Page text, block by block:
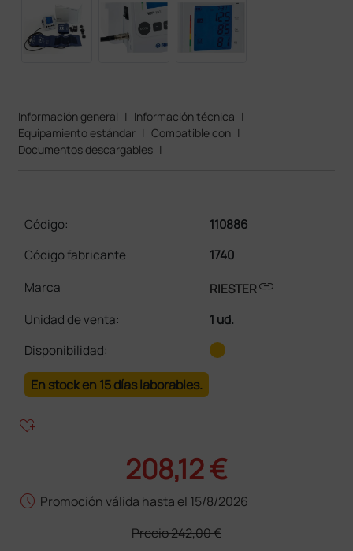
Información general | Información técnica |
Equipamiento estándar | Compatible con |
Documentos descargables |
Código:
110886
Código fabricante
1740
Marca
RIESTERlink
Unidad de venta:
1 ud.
Disponibilidad:
En stock en 15 días laborables.
heart_plus
208,12 €
schedule Promoción válida hasta el 15/8/2026
Precio242,00 €